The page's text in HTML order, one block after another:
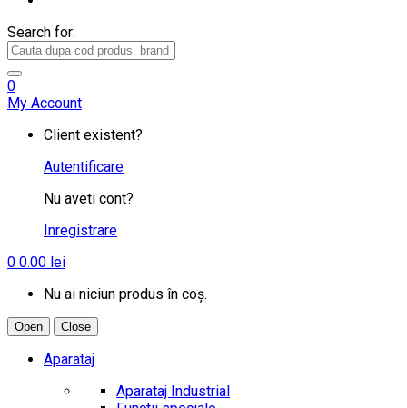
Search for:
0
My Account
Client existent?
Autentificare
Nu aveti cont?
Inregistrare
0 0.00 lei
Nu ai niciun produs în coș.
Open Close
Aparataj
Aparataj Industrial